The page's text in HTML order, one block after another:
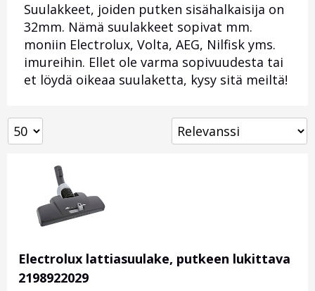
Suulakkeet, joiden putken sisähalkaisija on
32mm. Nämä suulakkeet sopivat mm.
moniin Electrolux, Volta, AEG, Nilfisk yms.
imureihin. Ellet ole varma sopivuudesta tai
et löydä oikeaa suulaketta, kysy sitä meiltä!
Electrolux lattiasuulake, putkeen lukittava
2198922029